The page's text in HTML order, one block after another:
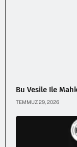
Bu Vesile Ile
TEMMUZ 29, 2026